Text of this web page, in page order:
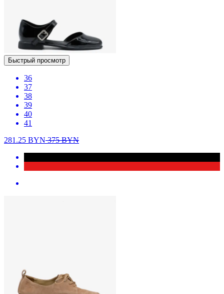
Быстрый просмотр
36
37
38
39
40
41
281.25 BYN375BYN